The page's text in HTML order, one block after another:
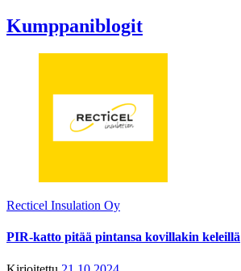
Kumppaniblogit
Recticel Insulation Oy
PIR-katto pitää pintansa kovillakin keleillä